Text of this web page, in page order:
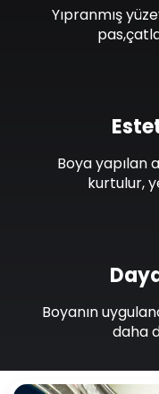
Boyanın
daha
Boya yapılan
kurtulur,
Yıpranmış